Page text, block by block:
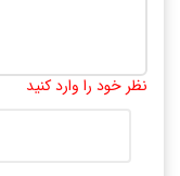
نظر خود را وارد کنید